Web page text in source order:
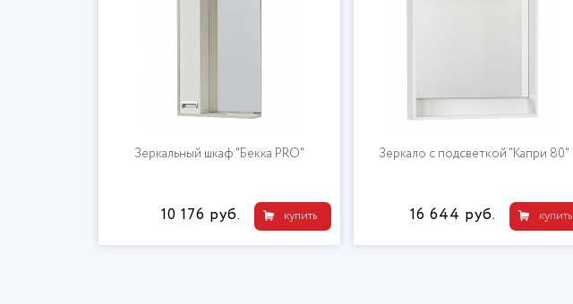
Зеркальный шкаф "Бекка PRO"
купить
10 176 руб.
Зеркало с подсветкой "Капри 80"
купить
16 644 руб.